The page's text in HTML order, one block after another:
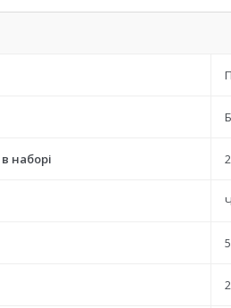
наборі 2